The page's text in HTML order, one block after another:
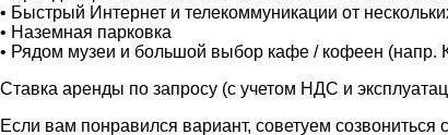
• Быстрый Интернет и телекоммуникации от
• Наземная парковка
• Рядом музеи и большой выбор кафе / кофеен (напр.
Ставка аренды по запросу (с учетом НДС и
Если вам понравился вариант, советуем